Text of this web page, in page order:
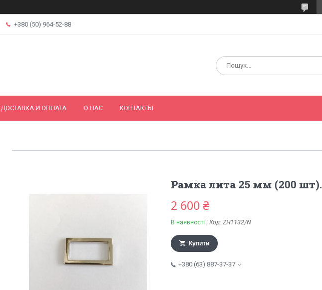
+380 (50) 964-52-88
ДОСТАВКА И ОПЛАТА О НАС КОНТАКТЫ
Рамка лита 25 мм (200 шт).
2 600 ₴
В наявності Код: ZH1132/N
Купити
+380 (63) 887-37-37